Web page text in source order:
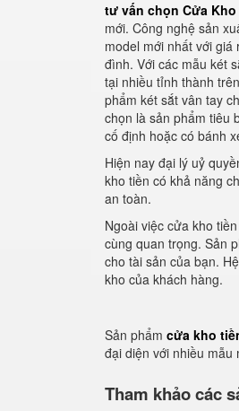
tư vấn chọn Cửa
mới. Công nghệ sản
model mới nhất với
đình. Với các mẫu két
tại nhiều tỉnh thành
phẩm két sắt vân tay
chọn là sản phẩm tiêu
cố định hoặc có bánh
Hiện nay đại lý uỷ
kho tiền có khả năng
an toàn.
Ngoài việc cửa kho
cùng quan trọng. Sản
cho tài sản của bạn.
kho của khách hàng.
Sản phẩm cửa kho
đại diện với nhiều mẫu
Tham khảo các